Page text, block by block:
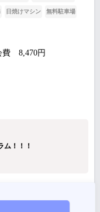
日焼けマシン 無料駐車場
費 8,470円
！！！